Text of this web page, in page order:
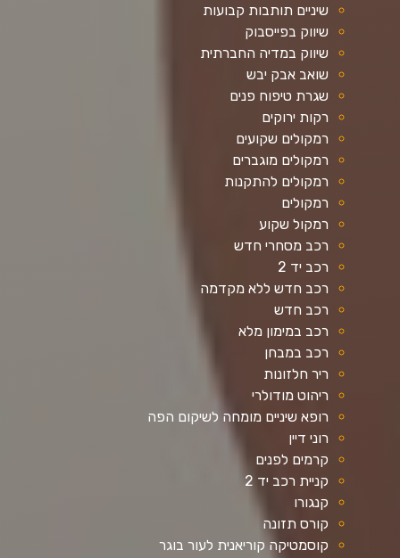
שיניים תותבות קבועות
שיווק בפייסבוק
שיווק במדיה החברתית
שואב אבק יבש
שגרת טיפוח פנים
רקות ירוקים
רמקולים שקועים
רמקולים מוגברים
רמקולים להתקנות
רמקולים
רמקול שקוע
רכב מסחרי חדש
רכב יד 2
רכב חדש ללא מקדמה
רכב חדש
רכב במימון מלא
רכב במבחן
ריר חלזונות
ריהוט מודולרי
רופא שיניים מומחה לשיקום הפה
רוני דיין
קרמים לפנים
קניית רכב יד 2
קנגורו
קורס תזונה
קוסמטיקה קוריאנית לעור בוגר